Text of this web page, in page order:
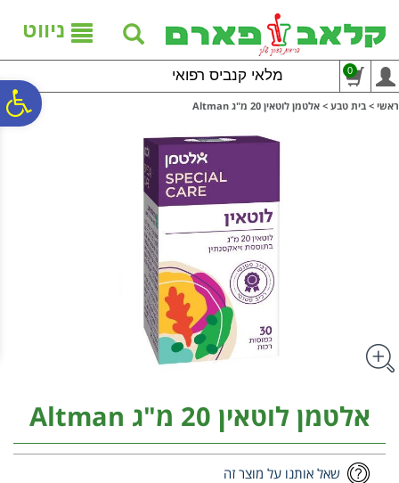
נגישות
אתר
המרכזי
ניווט
מלאי קנביס רפואי 0
ראשי > בית טבע > אלטמן לוטאין 20 מ"ג Altman
אלטמן לוטאין 20 מ"ג Altman
שאל אותנו על מוצר זה